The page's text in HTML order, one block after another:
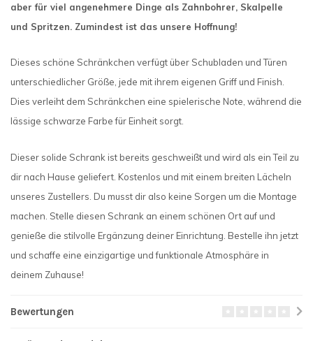
aber für viel angenehmere Dinge als Zahnbohrer, Skalpelle
und Spritzen. Zumindest ist das unsere Hoffnung!
Dieses schöne Schränkchen verfügt über Schubladen und Türen
unterschiedlicher Größe, jede mit ihrem eigenen Griff und Finish.
Dies verleiht dem Schränkchen eine spielerische Note, während die
lässige schwarze Farbe für Einheit sorgt.
Dieser solide Schrank ist bereits geschweißt und wird als ein Teil zu
dir nach Hause geliefert. Kostenlos und mit einem breiten Lächeln
unseres Zustellers. Du musst dir also keine Sorgen um die Montage
machen. Stelle diesen Schrank an einem schönen Ort auf und
genieße die stilvolle Ergänzung deiner Einrichtung. Bestelle ihn jetzt
und schaffe eine einzigartige und funktionale Atmosphäre in
deinem Zuhause!
Bewertungen